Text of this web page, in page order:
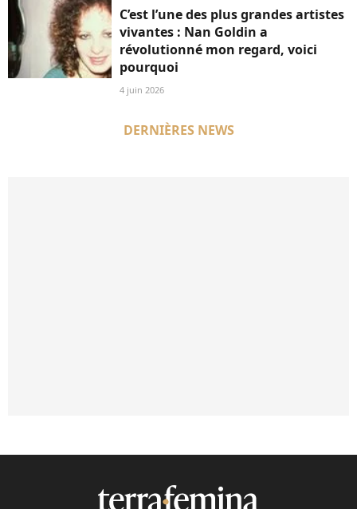
C’est l’une des plus grandes artistes
vivantes : Nan Goldin a
révolutionné mon regard, voici
pourquoi
4 juin 2026
DERNIÈRES NEWS